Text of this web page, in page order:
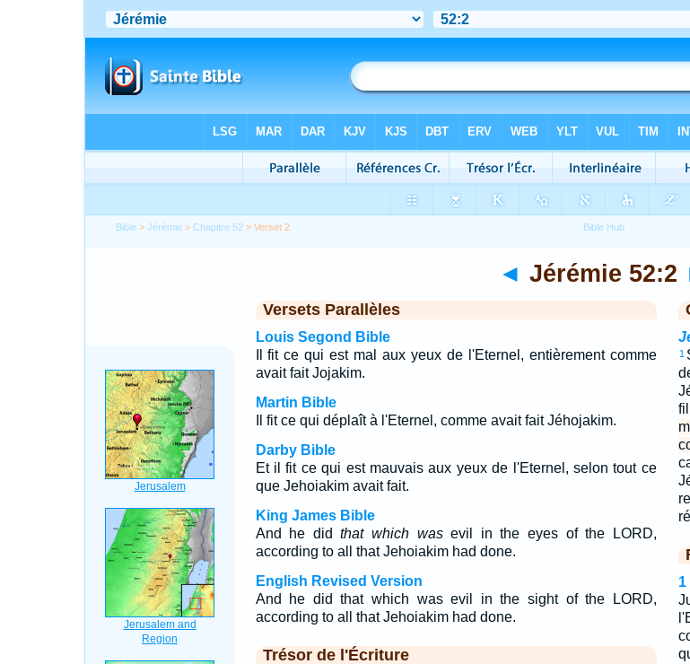
Bible >Jérémie >Chapitre 52 > Verset 2
◄ Jérémie 52:2
Versets Parallèles
Louis Segond Bible
Il fit ce qui est mal aux yeux de l'Eternel, entièrement comme
avait fait Jojakim.
Martin Bible
Il fit ce qui déplaît à l'Eternel, comme avait fait Jéhojakim.
Darby Bible
Et il fit ce qui est mauvais aux yeux de l'Eternel, selon tout ce
que Jehoiakim avait fait.
King James Bible
And he didthat which wasevil in the eyes of the LORD,
according to all that Jehoiakim had done.
English Revised Version
And he did that which was evil in the sight of the LORD,
according to all that Jehoiakim had done.
Trésor de l'Écriture
1
1